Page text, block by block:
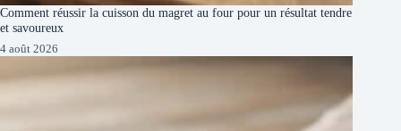
Comment réussir la cuisson du magret au four pour un résultat tendre
et savoureux
4 août 2026